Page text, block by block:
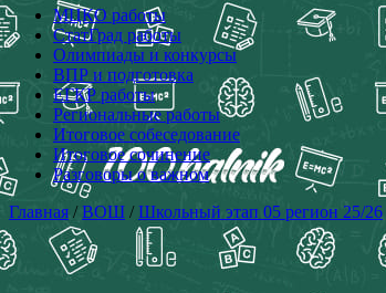
МЦКО работы
СтатГрад работы
Олимпиады и конкурсы
ВПР и подготовка
ЕГКР работы
Региональные работы
Итоговое собеседование
Итоговое сочинение
Разговоры о важном
Главная /ВОШ /Школьный этап 05 регион 25/26